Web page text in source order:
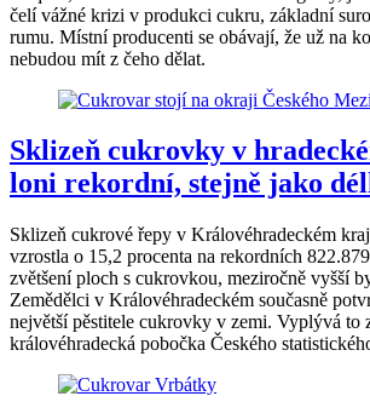
čelí vážné krizi v produkci cukru, základní
rumu. Místní producenti se obávají, že už na
nebudou mít z čeho dělat.
Sklizeň cukrovky v
loni rekordní, stejně jako
Sklizeň cukrové řepy v Královéhradeckém
vzrostla o 15,2 procenta na rekordních
zvětšení ploch s cukrovkou, meziročně vyšší
Zemědělci v Královéhradeckém současně
největší pěstitele cukrovky v zemi. Vyplývá to
královéhradecká pobočka Českého